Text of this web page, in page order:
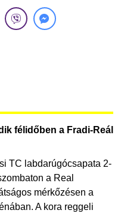
félidőben a Fradi-Reál
TC labdarúgócsapata 2-
a Real
mérkőzésen a
A kora reggeli